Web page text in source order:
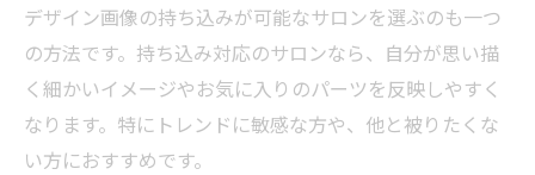
デザイン画像の持ち込みが可能なサロンを選ぶのも一つ
の方法です。持ち込み対応のサロンなら、自分が思い描
く細かいイメージやお気に入りのパーツを反映しやすく
なります。特にトレンドに敏感な方や、他と被りたくな
い方におすすめです。